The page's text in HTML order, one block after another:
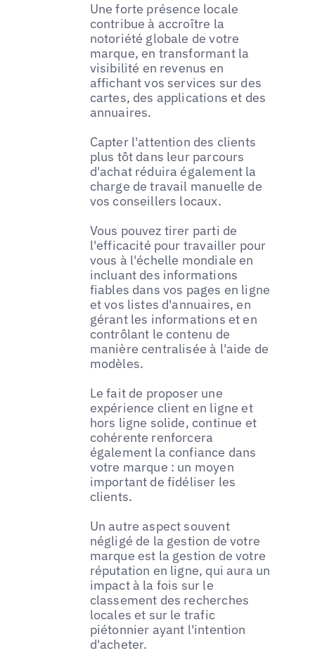
Une forte présence locale
contribue à accroître la
notoriété globale de votre
marque, en transformant la
visibilité en revenus en
affichant vos services sur des
cartes, des applications et des
annuaires.
Capter l'attention des clients
plus tôt dans leur parcours
d'achat réduira également la
charge de travail manuelle de
vos conseillers locaux.
Vous pouvez tirer parti de
l'efficacité pour travailler pour
vous à l'échelle mondiale en
incluant des informations
fiables dans vos pages en ligne
et vos listes d'annuaires, en
gérant les informations et en
contrôlant le contenu de
manière centralisée à l'aide de
modèles.
Le fait de proposer une
expérience client en ligne et
hors ligne solide, continue et
cohérente renforcera
également la confiance dans
votre marque : un moyen
important de fidéliser les
clients.
Un autre aspect souvent
négligé de la gestion de votre
marque est la gestion de votre
réputation en ligne, qui aura un
impact à la fois sur le
classement des recherches
locales et sur le trafic
piétonnier ayant l'intention
d'acheter.